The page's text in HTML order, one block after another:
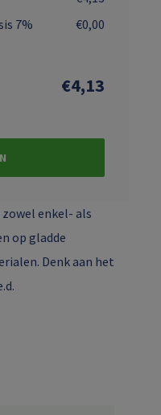
7%
€0,00
€4,13
enkel- als
op gladde
Denk aan het